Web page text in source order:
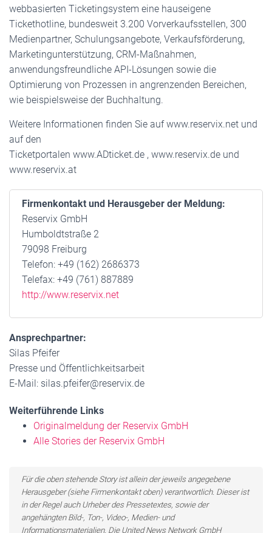
webbasierten Ticketingsystem eine hauseigene
Tickethotline, bundesweit 3.200 Vorverkaufsstellen, 300
Medienpartner, Schulungsangebote, Verkaufsförderung,
Marketingunterstützung, CRM-Maßnahmen,
anwendungsfreundliche API-Lösungen sowie die
Optimierung von Prozessen in angrenzenden Bereichen,
wie beispielsweise der Buchhaltung.
Weitere Informationen finden Sie auf www.reservix.net und
auf den
Ticketportalen www.ADticket.de , www.reservix.de und
www.reservix.at
Firmenkontakt und Herausgeber der Meldung:
Reservix GmbH
Humboldtstraße 2
79098 Freiburg
Telefon: +49 (162) 2686373
Telefax: +49 (761) 887889
http://www.reservix.net
Ansprechpartner:
Silas Pfeifer
Presse und Öffentlichkeitsarbeit
E-Mail: silas.pfeifer@reservix.de
Weiterführende Links
Originalmeldung der Reservix GmbH
Alle Stories der Reservix GmbH
Für die oben stehende Story ist allein der jeweils angegebene
Herausgeber (siehe Firmenkontakt oben) verantwortlich. Dieser ist
in der Regel auch Urheber des Pressetextes, sowie der
angehängten Bild-, Ton-, Video-, Medien- und
Informationsmaterialien. Die United News Network GmbH